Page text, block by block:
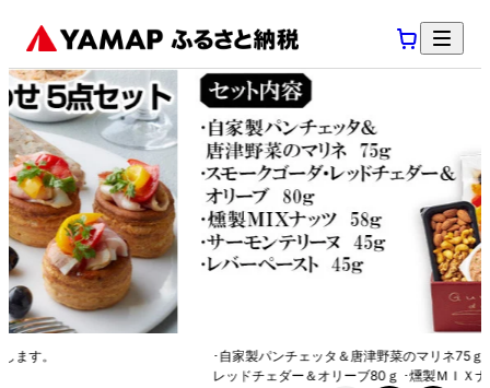
･自家製パンチェッタ＆唐津野菜のマリネ75ｇ ･スモークゴーダ・
レッドチェダー＆オリーブ80ｇ ･燻製ＭＩＸナッツ58ｇなど